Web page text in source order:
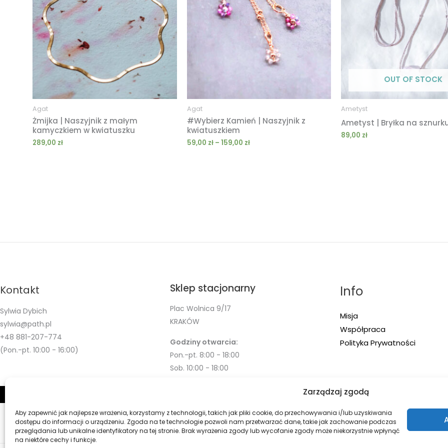
Zarządzaj zgodą
Aby zapewnić jak najlepsze wrażenia, korzystamy z technologii, takich jak pliki cookie, do przechowywania i/lub uzyskiwania
dostępu do informacji o urządzeniu. Zgoda na te technologie pozwoli nam przetwarzać dane, takie jak zachowanie podczas
przeglądania lub unikalne identyfikatory na tej stronie. Brak wyrażenia zgody lub wycofanie zgody może niekorzystnie wpłynąć
na niektóre cechy i funkcje.
Agat
Żmijka | Naszyjnik z małym
kamyczkiem w kwiatuszku
289,00 zł
Agat
#Wybierz Kamień | Naszyjnik z
kwiatuszkiem
59,00 zł – 159,00 zł
OUT OF STOCK
Ametyst
Ametyst | Bryłka na
89,00 zł
Kontakt
Sylwia Dybich
sylwia@path.pl
+48 881-207-774
(Pon.-pt. 10:00 - 16:00)
Sklep stacjonarny
Plac Wolnica 9/17
KRAKÓW
Godziny otwarcia:
Pon.-pt. 8:00 - 18:00
Sob. 10:00 - 18:00
Info
Misja
Współpraca
Polityka Prywatności